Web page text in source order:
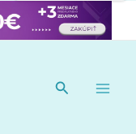
Hľadať